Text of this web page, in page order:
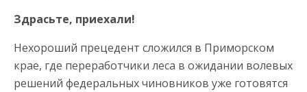
Здрасьте, приехали!
Нехороший прецедент сложился в Приморском
крае, где переработчики леса в ожидании волевых
решений федеральных чиновников уже готовятся